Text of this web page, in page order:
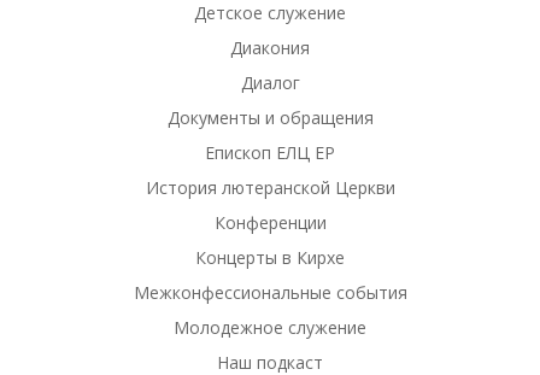
Детское служение
Диакония
Диалог
Документы и обращения
Епископ ЕЛЦ ЕР
История лютеранской Церкви
Конференции
Концерты в Кирхе
Межконфессиональные события
Молодежное служение
Наш подкаст